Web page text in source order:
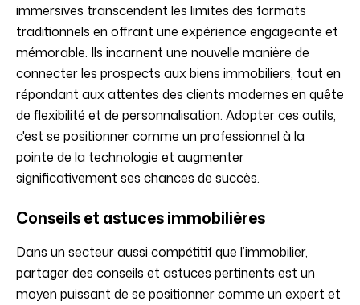
immersives transcendent les limites des formats
traditionnels en offrant une expérience engageante et
mémorable. Ils incarnent une nouvelle manière de
connecter les prospects aux biens immobiliers, tout en
répondant aux attentes des clients modernes en quête
de flexibilité et de personnalisation. Adopter ces outils,
c'est se positionner comme un professionnel à la
pointe de la technologie et augmenter
significativement ses chances de succès.
Conseils et astuces immobilières
Dans un secteur aussi compétitif que l’immobilier,
partager des conseils et astuces pertinents est un
moyen puissant de se positionner comme un expert et